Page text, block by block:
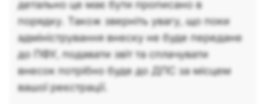
детально це має бути прописано в
порядку. Також зверніть увагу, що поки
адміністрування внеску не буде передане
до ПФУ, подавати звіт та сплачувати
внесок потрібно буде до ДПС за місцем
вашої реєстрації.